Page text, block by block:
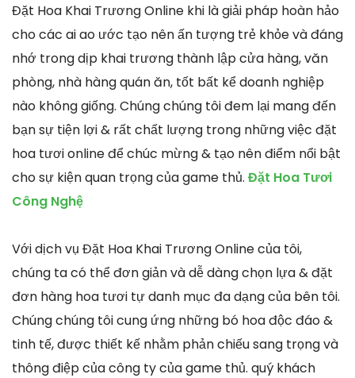
Đặt Hoa Khai Trương Online khi là giải pháp hoàn hảo
cho các ai ao ước tạo nên ấn tượng trẻ khỏe và đáng
nhớ trong dịp khai trương thành lập cửa hàng, văn
phòng, nhà hàng quán ăn, tốt bất kể doanh nghiệp
nào không giống. Chúng chúng tôi đem lại mang đến
bạn sự tiện lợi & rất chất lượng trong những việc đặt
hoa tươi online để chúc mừng & tạo nên điểm nổi bật
cho sự kiện quan trọng của game thủ. Đặt Hoa Tươi
Công Nghệ
Với dịch vụ Đặt Hoa Khai Trương Online của tôi,
chúng ta có thể đơn giản và dễ dàng chọn lựa & đặt
đơn hàng hoa tươi tự danh mục đa dạng của bên tôi.
Chúng chúng tôi cung ứng những bó hoa độc đáo &
tinh tế, được thiết kế nhằm phản chiếu sang trọng và
thông điệp của công ty của game thủ. quý khách